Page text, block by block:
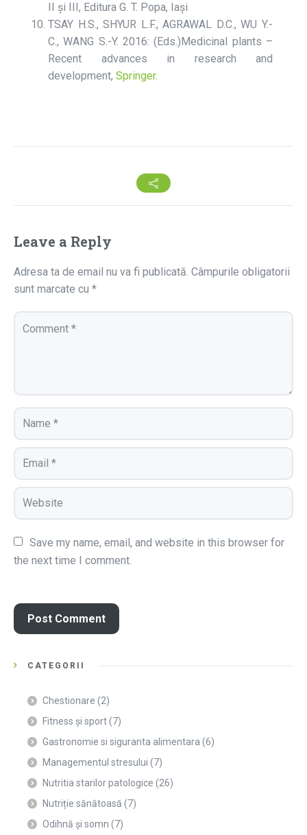
II și III, Editura G. T. Popa, Iași
TSAY H.S., SHYUR L.F., AGRAWAL D.C., WU Y.-
C., WANG S.-Y. 2016: (Eds.)Medicinal plants –
Recent advances in research and
development, Springer.
Leave a Reply
Adresa ta de email nu va fi publicată. Câmpurile obligatorii
sunt marcate cu *
Save my name, email, and website in this browser for
the next time I comment.
CATEGORII
Chestionare (2)
Fitness și sport(7)
Gastronomie si siguranta alimentara (6)
Managementul stresului (7)
Nutritia starilor patologice (26)
Nutriție sănătoasă (7)
Odihnă și somn (7)